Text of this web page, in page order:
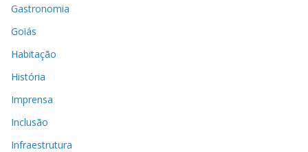
Gastronomia
Goiás
Habitação
História
Imprensa
Inclusão
Infraestrutura